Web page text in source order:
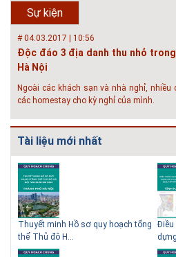
Sự kiện
sẽ diễn ra vào 14h00 ngày 26/06/2018
và ngày 28/...
# 04.03.2017 | 10:56
Độc đáo 3 địa danh thu nhỏ
Hà Nội
Ngoài các khách sạn và nhà nghỉ,
các homestay cho kỳ nghỉ của mình.
# 05.04.2025 | 17:16
Tuyển sinh 2025, Khoa kỹ thuật
- Đại học Kiến trúc...
Thông tin tuyển sinh đại học 2025 Khoa
đô thị - Đại học Kiến trúc Hà Nội Tuyển
gian đào tạo 4,5 năm
Tài liệu mới nhất
Thuyết minh Hồ sơ quy hoạch tổng
thể Thủ đô H...
Điều